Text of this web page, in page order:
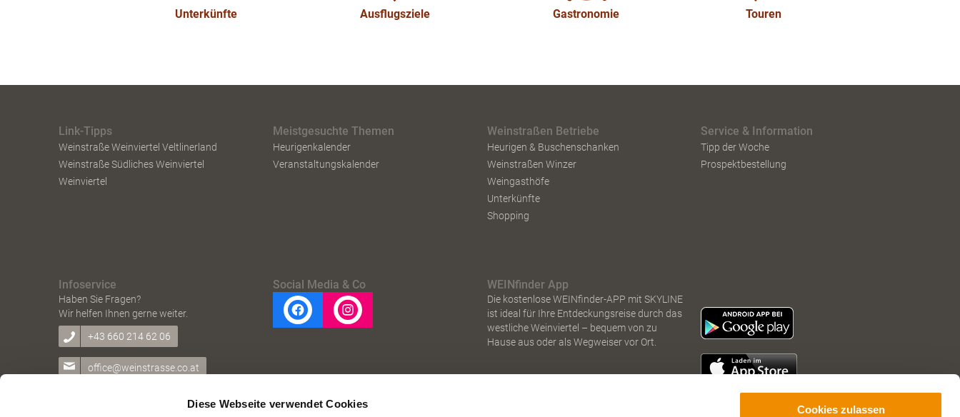
Diese Webseite verwendet Cookies Cookies zulassen
Unterkünfte Ausflugsziele Gastronomie Touren
Link-Tipps
Weinstraße Weinviertel Veltlinerland
Weinstraße Südliches Weinviertel
Weinviertel
Meistgesuchte Themen
Heurigenkalender
Veranstaltungskalender
Weinstraßen Betriebe
Heurigen & Buschenschanken
Weinstraßen Winzer
Weingasthöfe
Unterkünfte
Shopping
Service & Information
Tipp der Woche
Prospektbestellung
Infoservice
Haben Sie Fragen?
Wir helfen Ihnen gerne weiter.
+43 660 214 62 06
office@weinstrasse.co.at
Social Media & Co WEINfinder App
Die kostenlose WEINfinder-APP mit SKYLINE
ist ideal für Ihre Entdeckungsreise durch das
westliche Weinviertel – bequem von zu
Hause aus oder als Wegweiser vor Ort.